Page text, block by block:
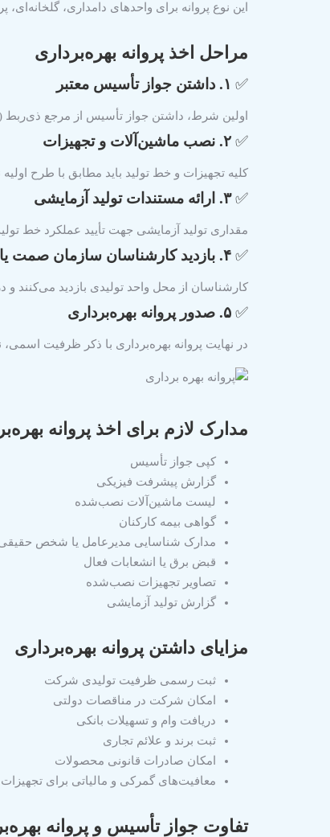
این نوع پروانه برای واحدهای دامداری،
مراحل اخذ پروانه بهره‌برداری
✅ ۱. داشتن جواز تأسیس معتبر
اولین شرط، داشتن جواز تأسیس از مرجع
✅ ۲. نصب ماشین‌آلات و تجهیزات
کلیه تجهیزات و خط تولید باید مطابق با طرح
✅۳. ارائه مستندات تولید آزمایشی
مقداری تولید آزمایشی جهت تأیید عملکرد خط
✅ ۴. بازدید کارشناسان سازمان صمت یا جهاد کشاورزی
کارشناسان از محل واحد تولیدی بازدید می‌کنند
✅ ۵. صدور پروانه بهره‌برداری
در نهایت پروانه بهره‌برداری با ذکر ظرفیت
مدارک لازم برای اخذ پروانه
کپی جواز تأسیس
گزارش پیشرفت فیزیکی
لیست ماشین‌آلات نصب‌شده
گواهی بیمه کارکنان
مدارک شناسایی مدیرعامل یا شخص
قبض برق یا انشعابات فعال
تصاویر تجهیزات نصب‌شده
گزارش تولید آزمایشی
مزایای داشتن پروانه بهره‌برداری
ثبت رسمی ظرفیت تولیدی شرکت
امکان شرکت در مناقصات دولتی
دریافت وام و تسهیلات بانکی
ثبت برند و علائم تجاری
امکان صادرات قانونی محصولات
معافیت‌های گمرکی و مالیاتی برای تجهیزات
تفاوت جواز تأسیس و پروانه